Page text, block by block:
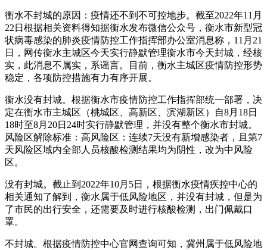
衡水不封城的原因：疫情还不到不可控地步。截至2022年11月
22日根据相关资料得知据衡水发布微信公众号，衡水市新型冠
状病毒感染的肺炎疫情防控工作指挥部办公室消息称，11月21
日，网传衡水主城区今天实行静默管理衡水市今天封城，经核
实，此消息不属实，系谣言。目前，衡水主城区疫情防控形势
稳定，各项防控措施有力有序开展。
衡水没有封城。根据衡水市疫情防控工作指挥部统一部署，决
定在衡水市主城区（桃城区、高新区、滨湖新区）自8月18日
18时至8月20日24时实行静默管理，并没有整个衡水市封城。
风险区解除标准：高风险区：连续7天没有新增感染者，且第7
天风险区域内全部人员核酸检测结果均为阴性，改为中风险
区。
没有封城。截止到2022年10月5日，根据衡水疫情疾控中心的
相关通知了解到，衡水属于低风险地区，并没有封城，但是为
了市民的出行安全，还需要及时进行核酸检测，出门佩戴口
罩。
不封城。根据疫情防控中心官网查询可知，冀州属于低风险地